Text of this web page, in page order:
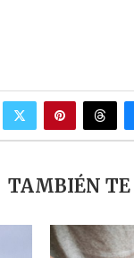
TAMBIÉN TE